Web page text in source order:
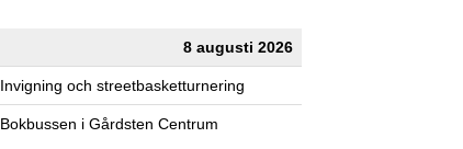
8 augusti 2026
Invigning och streetbasketturnering
Bokbussen i Gårdsten Centrum